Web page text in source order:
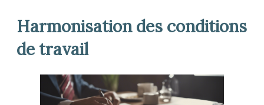
Harmonisation des conditions
de travail